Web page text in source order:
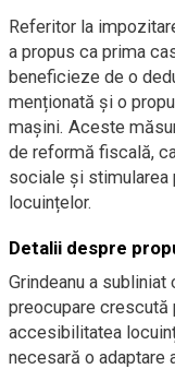
Referitor la
a propus ca prima
beneficieze de o
menționată și o
mașini. Aceste
de reformă fiscală,
sociale și
locuințelor.
Detalii despre
Grindeanu a
preocupare
accesibilitatea
necesară o adaptare